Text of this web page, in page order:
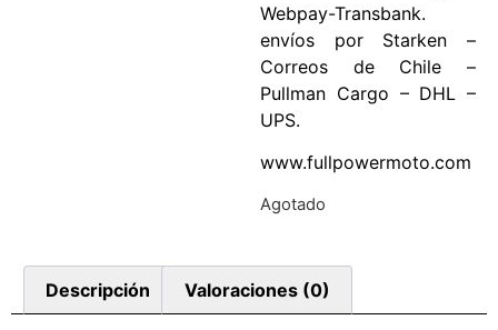
Webpay-Transbank.
envíos por Starken –
Correos de Chile –
Pullman Cargo – DHL –
UPS.
www.fullpowermoto.com
Agotado
Descripción Valoraciones (0)